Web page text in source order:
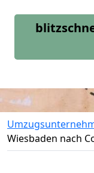
Wiesbaden nach